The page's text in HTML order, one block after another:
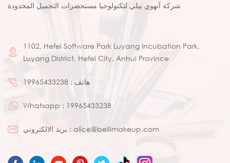
شركة آنهوي بيلي لتكنولوجيا مستحضرات التجميل المحدودة
1102, Hefei Software Park Luyang Incubation Park,
Luyang District, Hefei City, Anhui Province
هاتف : 19965433238
Whatsapp : 19965433238
بريد الالكتروني : alice@beilimakeup.com